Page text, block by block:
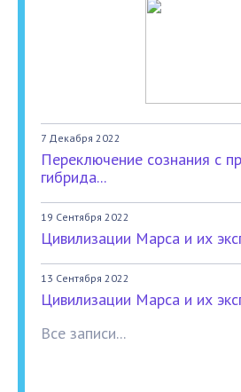
7 Декабря 2022
Переключение сознания с
гибрида...
19 Сентября 2022
Цивилизации Марса и их
13 Сентября 2022
Цивилизации Марса и их
Все записи...